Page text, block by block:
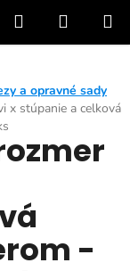
Hľadať
KOŠÍK
a opravné sady
x stúpanie a celková
-